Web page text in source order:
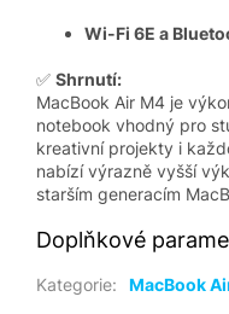
Wi-Fi 6E a
✅ Shrnutí:
MacBook Air M4 je
notebook vhodný pro
kreativní projekty i
nabízí výrazně vyšší
starším generacím
Doplňkové
Kategorie:
MacBook